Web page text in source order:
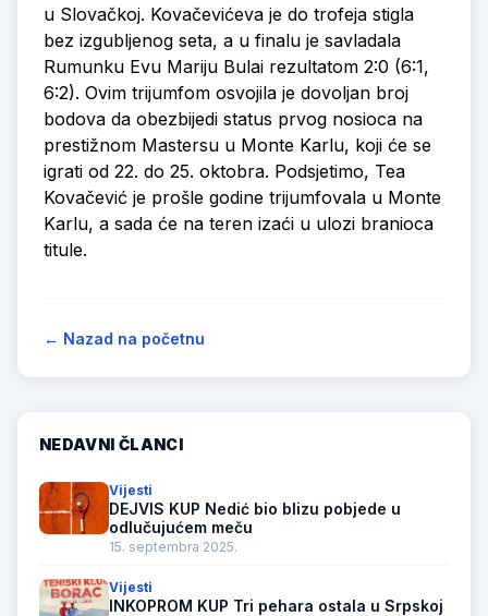
u Slovačkoj. Kovačevićeva je do trofeja stigla
bez izgubljenog seta, a u finalu je savladala
Rumunku Evu Mariju Bulai rezultatom 2:0 (6:1,
6:2). Ovim trijumfom osvojila je dovoljan broj
bodova da obezbijedi status prvog nosioca na
prestižnom Mastersu u Monte Karlu, koji će se
igrati od 22. do 25. oktobra. Podsjetimo, Tea
Kovačević je prošle godine trijumfovala u Monte
Karlu, a sada će na teren izaći u ulozi branioca
titule.
← Nazad na početnu
NEDAVNI ČLANCI
Vijesti
DEJVIS KUP Nedić bio blizu pobjede u
odlučujućem meču
15. septembra 2025.
Vijesti
INKOPROM KUP Tri pehara ostala u Srpskoj